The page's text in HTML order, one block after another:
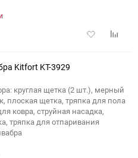
Добавить
Kitfort KT-3929
круглая щетка (2 шт.), мерный
плоская щетка, тряпка для пола
ковра, струйная насадка,
тряпка для отпаривания